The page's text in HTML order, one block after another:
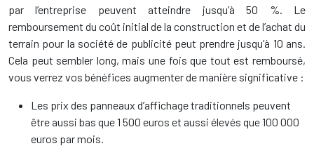
par l’entreprise peuvent atteindre jusqu’à 50 %. Le
remboursement du coût initial de la construction et de l’achat du
terrain pour la société de publicité peut prendre jusqu’à 10 ans.
Cela peut sembler long, mais une fois que tout est remboursé,
vous verrez vos bénéfices augmenter de manière significative :
Les prix des panneaux d’affichage traditionnels peuvent
être aussi bas que 1 500 euros et aussi élevés que 100 000
euros par mois.